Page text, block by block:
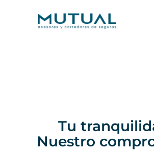
Tu
Nuestro